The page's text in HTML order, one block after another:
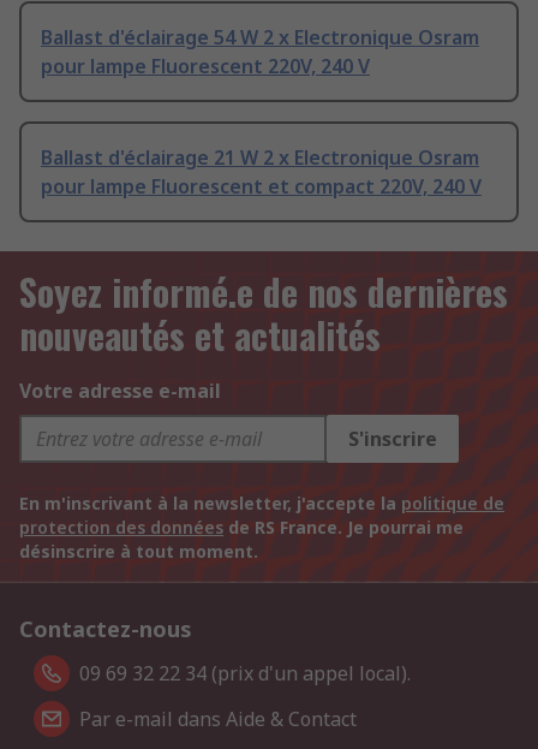
Ballast d'éclairage 54 W 2 x Electronique Osram
pour lampe Fluorescent 220V, 240 V
Ballast d'éclairage 21 W 2 x Electronique Osram
pour lampe Fluorescent et compact 220V, 240 V
Soyez informé.e de nos dernières
nouveautés et actualités
Votre adresse e-mail
S'inscrire
En m'inscrivant à la newsletter, j'accepte la politique de
protection des données de RS France. Je pourrai me
désinscrire à tout moment.
Contactez-nous
09 69 32 22 34 (prix d'un appel local).
Par e-mail dans Aide & Contact